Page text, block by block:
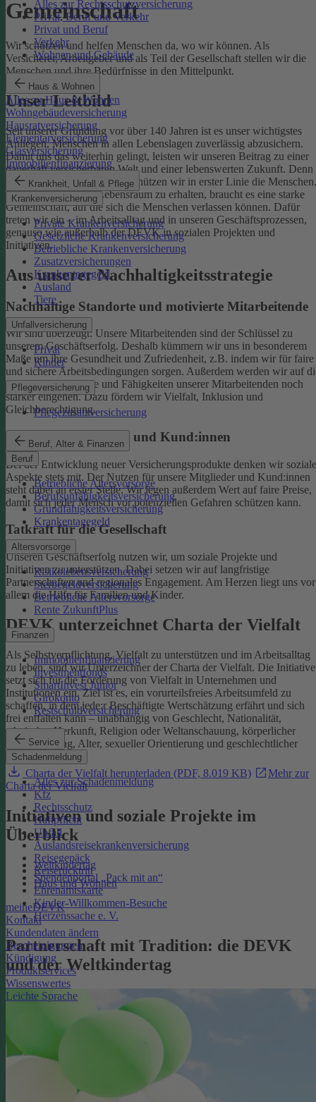
Alles zur Rechtsschutzversicherung
Privat, Beruf und Verkehr
Privat und Beruf
Verkehr
Wohnen und Gebäude
Haus & Wohnen
Alles zu Haus & Wohnen
Wohngebäudeversicherung
Hausratversicherung
Elementarversicherung
Glasversicherung
Immobilienfinanzierung
Krankheit, Unfall & Pflege
Krankenversicherung
Private Krankenversicherung
Gesetzliche Krankenversicherung
Betriebliche Krankenversicherung
Zusatzversicherungen
Krankentagegeld
Ausland
Tiere
Unfallversicherung
Privat
Kinder
Pflegeversicherung
Pflegezusatzversicherung
Beruf, Alter & Finanzen
Beruf
Betriebliche Altersvorsorge
Berufsunfähigkeitsversicherung
Grundfähigkeitsversicherung
Krankentagegeld
Altersvorsorge
Risikolebensversicherung
Sterbegeldversicherung
Betriebliche Altersvorsorge
Rente ZukunftPlus
Finanzen
Immobilienfinanzierung
Investmentfonds
SmartInvest Junior
Girokonto
Restschuldversicherung
Service
Schadenmeldung
Alles zur Schadenmeldung
Kfz
Rechtsschutz
Haftpflicht
Unfall
Auslandsreisekrankenversicherung
Reisegepäck
Reiserücktritt
Haus und Wohnen
meineDEVK
Kontakt
Kundendaten ändern
Bescheinigungen
Kündigung
Produktservices
Wissenswertes
Leichte Sprache
Gemeinschaft
Wir schützen und helfen Menschen da, wo wir können. Als
Versicherer, Arbeitgeber und als Teil der Gesellschaft stellen wir die
Menschen und ihre Bedürfnisse in den Mittelpunkt.
Unser Leitbild
Seit unserer Gründung vor über 140 Jahren ist es unser wichtigstes
Anliegen, Menschen in allen Lebenslagen zuverlässig abzusichern.
Damit uns das weiterhin gelingt, leisten wir unseren Beitrag zu einer
dauerhaft versicherbaren Welt und einer lebenswerten Zukunft. Denn
schützen wir das Klima, so schützen wir in erster Linie die Menschen.
Um einen gesunden Lebensraum zu erhalten, braucht es eine starke
Gemeinschaft, auf die sich die Menschen verlassen können. Dafür
treten wir ein – im Arbeitsalltag und in unseren Geschäftsprozessen,
genauso wie außerhalb der DEVK in sozialen Projekten und
Initiativen.
Aus unserer Nachhaltigkeitsstrategie
Nachhaltige Standorte und motivierte Mitarbeitende
Wir sind überzeugt: Unsere Mitarbeitenden sind der Schlüssel zu
unserem Geschäftserfolg. Deshalb kümmern wir uns in besonderem
Maße um ihre Gesundheit und Zufriedenheit, z.B. indem wir für faire
und sichere Arbeitsbedingungen sorgen. Außerdem werden wir auf
individuellen Talente und Fähigkeiten unserer Mitarbeitenden noch
stärker eingehen. Dazu fördern wir Vielfalt, Inklusion und
Gleichberechtigung.
Begeisterte Mitglieder und Kund:innen
Bei der Entwicklung neuer Versicherungsprodukte denken wir soziale
Aspekte stets mit. Der Nutzen für unsere Mitglieder und Kund:innen
steht dabei an erster Stelle.Wir legen außerdem Wert auf faire Preise,
damit sich jeder Mensch vor potenziellen Gefahren schützen kann.
Tatkraft für die Gesellschaft
Unseren Geschäftserfolg nutzen wir, um soziale Projekte und
Initiativen zu unterstützen. Dabei setzen wir auf langfristige
Partnerschaften und regionales Engagement. Am Herzen liegt uns vor
allem die Hilfe für Familien und Kinder.
DEVK unterzeichnet Charta der Vielfalt
Als Selbstverpflichtung, Vielfalt zu unterstützen und im Arbeitsalltag
zu leben, sind wir Unterzeichner der Charta der Vielfalt. Die Initiative
setzt sich für die Förderung von Vielfalt in Unternehmen und
Institutionen ein.Ziel ist es, ein vorurteilsfreies Arbeitsumfeld zu
schaffen, in dem jede:r Beschäftigte Wertschätzung erfährt und sich
frei entfalten kann – unabhängig von Geschlecht, Nationalität,
ethnischer Herkunft, Religion oder Weltanschauung, körperlicher
Einschränkung, Alter, sexueller Orientierung und geschlechtlicher
Identität.
Charta der Vielfalt herunterladen (PDF, 8.019 KB)
Mehr zur
Charta der Vielfalt
Initiativen und soziale Projekte im
Überblick
Weltkindertag
Spendenportal „Pack mit an“
Ehrenamtskarte
Kinder-Willkommen-Besuche
Herzenssache e. V.
Partnerschaft mit Tradition: die DEVK
und der Weltkindertag